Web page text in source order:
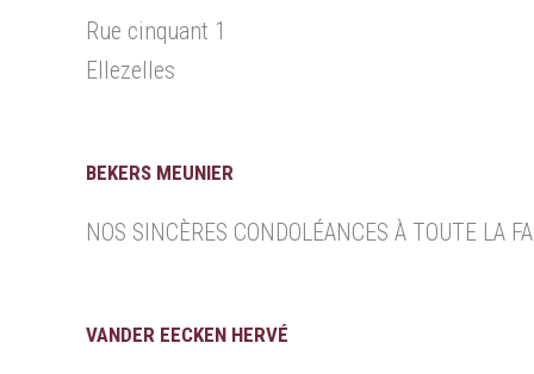
Rue cinquant 1
Ellezelles
BEKERS MEUNIER
NOS SINCÈRES CONDOLÉANCES À TOUTE LA
VANDER EECKEN HERVÉ